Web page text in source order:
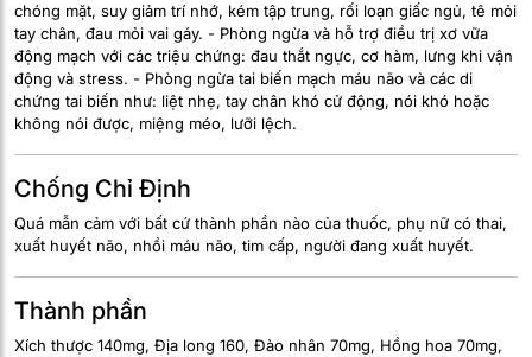
chóng mặt, suy giảm trí nhớ, kém tập trung, rối loạn giấc ngủ, tê mỏi
tay chân, đau mỏi vai gáy. - Phòng ngừa và hỗ trợ điều trị xơ vữa
động mạch với các triệu chứng: đau thắt ngực, cơ hàm, lưng khi vận
động và stress. - Phòng ngừa tai biến mạch máu não và các di
chứng tai biến như: liệt nhẹ, tay chân khó cử động, nói khó hoặc
không nói được, miệng méo, lưỡi lệch.
Chống Chỉ Định
Quá mẫn cảm với bất cứ thành phần nào của thuốc, phụ nữ có thai,
xuất huyết não, nhồi máu não, tim cấp, người đang xuất huyết.
Thành phần
Xích thược 140mg, Địa long 160, Đào nhân 70mg, Hồng hoa 70mg,